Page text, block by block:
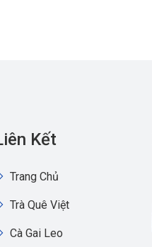
Kết
Trang Chủ
Trà Quê Việt
Cà Gai Leo